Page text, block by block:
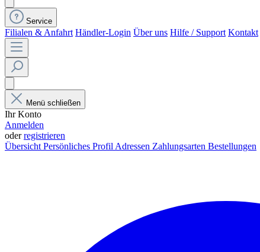
Service
Filialen & Anfahrt Händler-Login Über uns Hilfe / Support Kontakt
Menü schließen
Ihr Konto
Anmelden
oderregistrieren
ÜbersichtPersönliches ProfilAdressen Zahlungsarten Bestellungen